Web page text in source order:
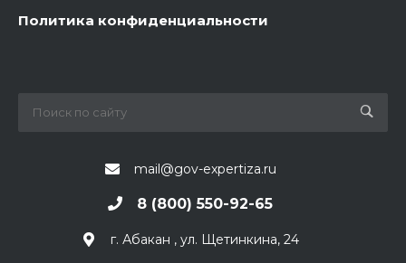
Политика конфиденциальности
mail@gov-expertiza.ru
8 (800) 550-92-65
г. Абакан , ул. Щетинкина, 24